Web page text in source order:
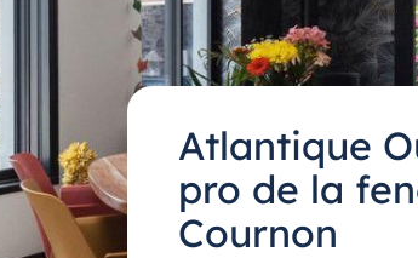
Atlantique
pro de la
Cournon